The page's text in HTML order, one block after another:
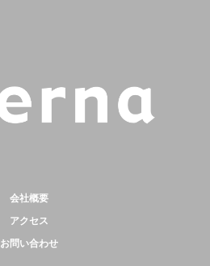
会社概要
アクセス
お問い合わせ